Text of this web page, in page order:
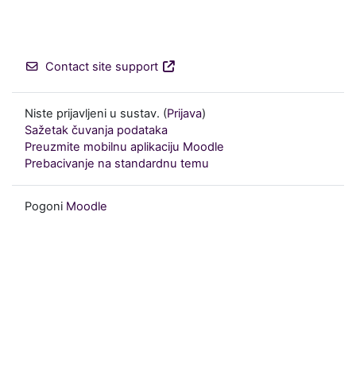
Contact site support
Niste prijavljeni u sustav. (Prijava)
Sažetak čuvanja podataka
Preuzmite mobilnu aplikaciju Moodle
Prebacivanje na standardnu temu
Pogoni Moodle